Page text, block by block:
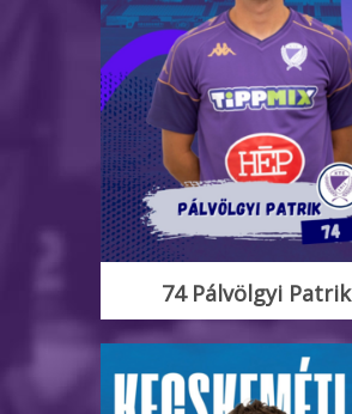
74 Pálvölgyi Patrik